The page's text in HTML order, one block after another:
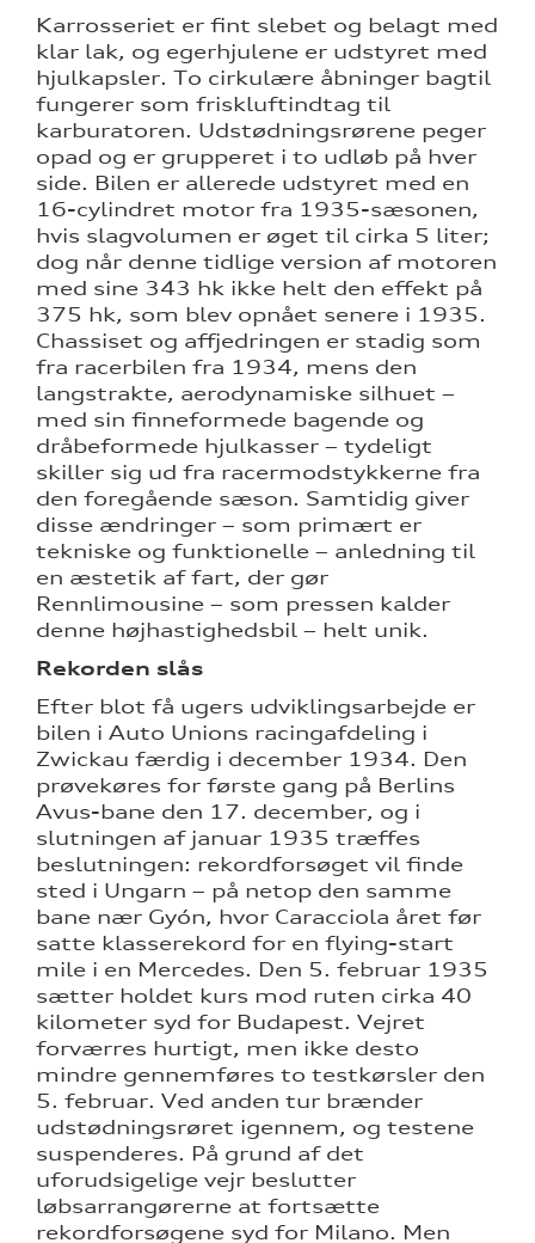
Karrosseriet er fint slebet og belagt med
klar lak, og egerhjulene er udstyret med
hjulkapsler. To cirkulære åbninger bagtil
fungerer som friskluftindtag til
karburatoren. Udstødningsrørene peger
opad og er grupperet i to udløb på hver
side. Bilen er allerede udstyret med en
16-cylindret motor fra 1935-sæsonen,
hvis slagvolumen er øget til cirka 5 liter;
dog når denne tidlige version af motoren
med sine 343 hk ikke helt den effekt på
375 hk, som blev opnået senere i 1935.
Chassiset og affjedringen er stadig som
fra racerbilen fra 1934, mens den
langstrakte, aerodynamiske silhuet –
med sin finneformede bagende og
dråbeformede hjulkasser – tydeligt
skiller sig ud fra racermodstykkerne fra
den foregående sæson. Samtidig giver
disse ændringer – som primært er
tekniske og funktionelle – anledning til
en æstetik af fart, der gør
Rennlimousine – som pressen kalder
denne højhastighedsbil – helt unik.
Rekorden slås
Efter blot få ugers udviklingsarbejde er
bilen i Auto Unions racingafdeling i
Zwickau færdig i december 1934. Den
prøvekøres for første gang på Berlins
Avus-bane den 17. december, og i
slutningen af januar 1935 træffes
beslutningen: rekordforsøget vil finde
sted i Ungarn – på netop den samme
bane nær Gyón, hvor Caracciola året før
satte klasserekord for en flying-start
mile i en Mercedes. Den 5. februar 1935
sætter holdet kurs mod ruten cirka 40
kilometer syd for Budapest. Vejret
forværres hurtigt, men ikke desto
mindre gennemføres to testkørsler den
5. februar. Ved anden tur brænder
udstødningsrøret igennem, og testene
suspenderes. På grund af det
uforudsigelige vejr beslutter
løbsarrangørerne at fortsætte
rekordforsøgene syd for Milano. Men